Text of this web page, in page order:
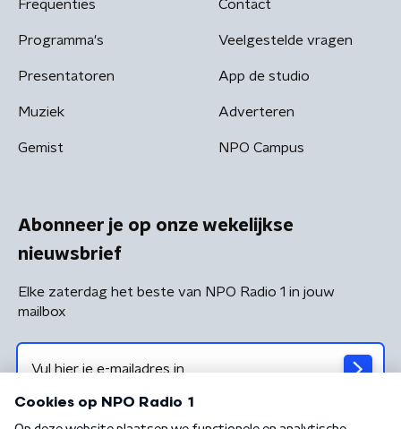
Frequenties
Programma's
Presentatoren
Muziek
Gemist
Contact
Veelgestelde vragen
App de studio
Adverteren
NPO Campus
Abonneer je op onze wekelijkse
nieuwsbrief
Elke zaterdag het beste van NPO Radio 1 in jouw
mailbox